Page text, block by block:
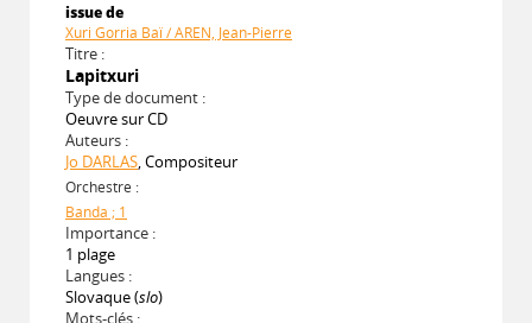
issue de
Xuri Gorria Baï / AREN, Jean-Pierre
Titre :
Lapitxuri
Type de document :
Oeuvre sur CD
Auteurs :
Jo DARLAS, Compositeur
Orchestre :
Banda ; 1
Importance :
1 plage
Langues :
Slovaque (slo)
Mots-clés :